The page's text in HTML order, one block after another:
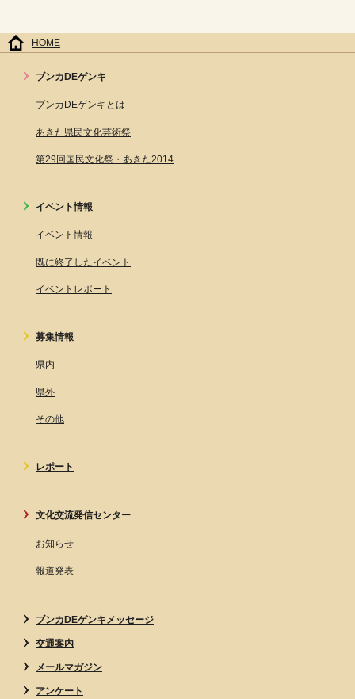
HOME
ブンカDEゲンキ
ブンカDEゲンキとは
あきた県民文化芸術祭
第29回国民文化祭・あきた2014
イベント情報
イベント情報
既に終了したイベント
イベントレポート
募集情報
県内
県外
その他
レポート
文化交流発信センター
お知らせ
報道発表
ブンカDEゲンキメッセージ
交通案内
メールマガジン
アンケート